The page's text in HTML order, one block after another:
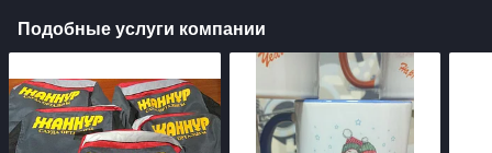
Подобные услуги компании